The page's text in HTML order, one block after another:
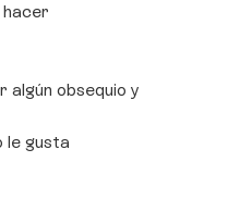
obsequio y
le gusta